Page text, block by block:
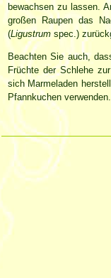
bewachsen zu lassen.
großen Raupen das
(Ligustrum spec.)
Beachten Sie auch,
Früchte der Schlehe
sich Marmeladen
Pfannkuchen